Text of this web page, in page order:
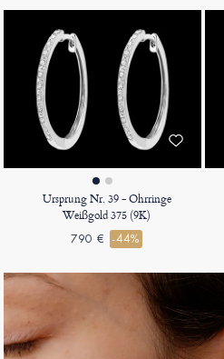
Ursprung Nr. 39 - Ohrringe
Weißgold 375 (9K)
790 € -44%